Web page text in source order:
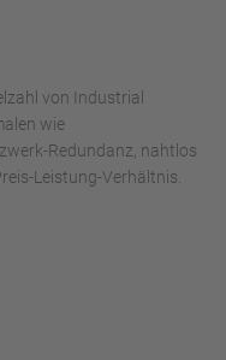
von Industrial
wie
Redundanz, nahtlos
Leistung-Verhältnis.